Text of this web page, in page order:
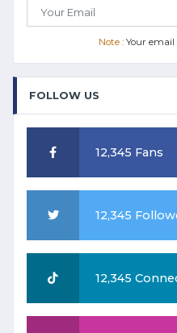
Note : Your email
FOLLOW US
12,345 Fans
12,345
12,345